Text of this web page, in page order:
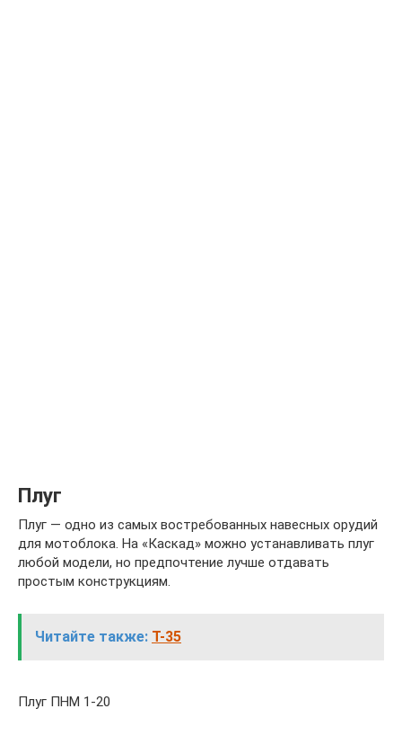
Плуг
Плуг — одно из самых востребованных навесных орудий
для мотоблока. На «Каскад» можно устанавливать плуг
любой модели, но предпочтение лучше отдавать
простым конструкциям.
Читайте также: Т-35
Плуг ПНМ 1-20